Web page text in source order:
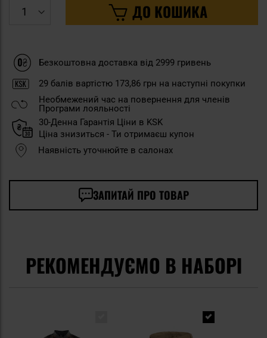
ДО КОШИКА
Безкоштовна доставка від 2999 гривень
29 балів вартістю 173,86 грн на наступні покупки
Необмежений час на повернення для членів
Програми лояльності
30-Денна Гарантія Ціни в KSK
Ціна знизиться - Ти отримаєш купон
Наявність уточнюйте в салонах
ЗАПИТАЙ ПРО ТОВАР
РЕКОМЕНДУЄМО В НАБОРІ